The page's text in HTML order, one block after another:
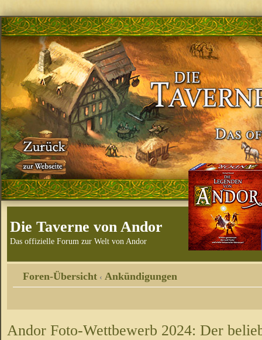
Die Taverne von Andor
Das offizielle Forum zur Welt von Andor
Foren-Übersicht ‹ Ankündigungen
Andor Foto-Wettbewerb 2024: Der